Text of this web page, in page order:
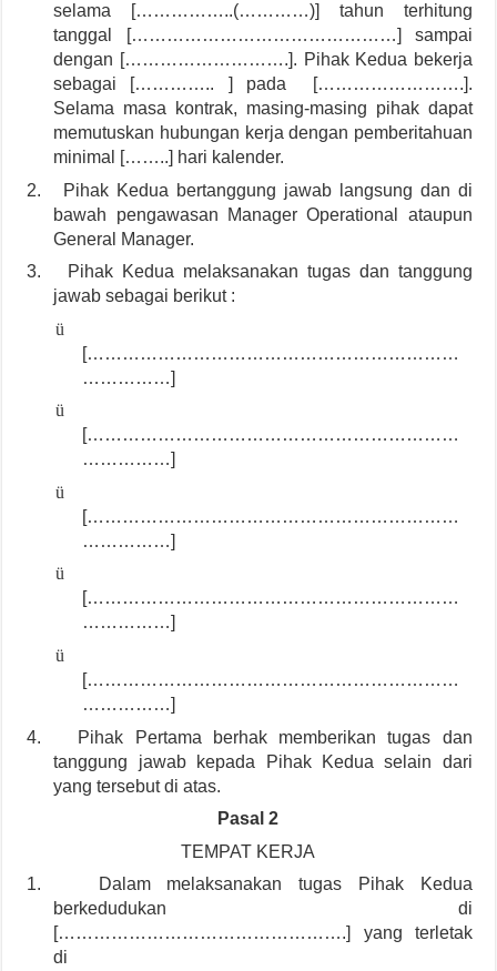
selama [……………..(…………)] tahun terhitung
tanggal [………………………………………] sampai
dengan [……………………….]. Pihak Kedua bekerja
sebagai [………….. ] pada […………………….].
Selama masa kontrak, masing-masing pihak dapat
memutuskan hubungan kerja dengan pemberitahuan
minimal [……..] hari kalender.
2.
Pihak Kedua bertanggung jawab langsung dan di
bawah pengawasan Manager Operational ataupun
General Manager.
3.
Pihak Kedua melaksanakan tugas dan tanggung
jawab sebagai berikut :
ü
[………………………………………………………
……………]
ü
[………………………………………………………
……………]
ü
[………………………………………………………
……………]
ü
[………………………………………………………
……………]
ü
[………………………………………………………
……………]
4.
Pihak Pertama berhak memberikan tugas dan
tanggung jawab kepada Pihak Kedua selain dari
yang tersebut di atas.
Pasal 2
TEMPAT KERJA
1.
Dalam melaksanakan tugas Pihak Kedua
berkedudukan di
[………………………………………….] yang terletak
di